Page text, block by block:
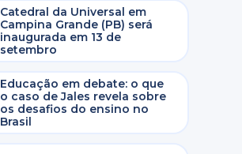
Catedral da Universal em
Campina Grande (PB) será
inaugurada em 13 de
setembro
Educação em debate: o que
o caso de Jales revela sobre
os desafios do ensino no
Brasil